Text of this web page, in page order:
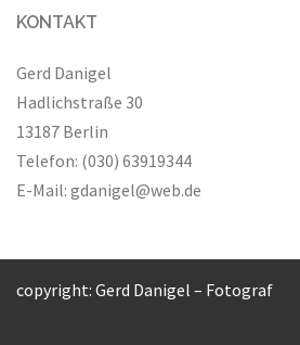
KONTAKT
Gerd Danigel
Hadlichstraße 30
13187 Berlin
Telefon: (030) 63919344
E-Mail: gdanigel@web.de
copyright: Gerd Danigel – Fotograf